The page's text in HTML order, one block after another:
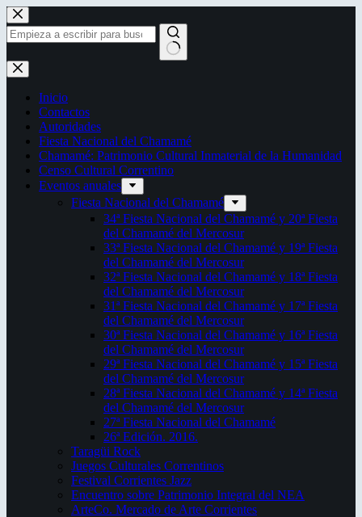
Saltar
al
contenido
Sin
resultados
Inicio
Contactos
Autoridades
Fiesta Nacional del Chamamé
Chamamé: Patrimonio Cultural Inmaterial de la Humanidad
Censo Cultural Correntino
Eventos anuales
Fiesta Nacional del Chamamé
34ª Fiesta Nacional del Chamamé y 20ª Fiesta
del Chamamé del Mercosur
33ª Fiesta Nacional del Chamamé y 19ª Fiesta
del Chamamé del Mercosur
32ª Fiesta Nacional del Chamamé y 18ª Fiesta
del Chamamé del Mercosur
31ª Fiesta Nacional del Chamamé y 17ª Fiesta
del Chamamé del Mercosur
30ª Fiesta Nacional del Chamamé y 16ª Fiesta
del Chamamé del Mercosur
29ª Fiesta Nacional del Chamamé y 15ª Fiesta
del Chamamé del Mercosur
28ª Fiesta Nacional del Chamamé y 14ª Fiesta
del Chamamé del Mercosur
27ª Fiesta Nacional del Chamamé
26ª Edición. 2016.
Taragüi Rock
Juegos Culturales Correntinos
Festival Corrientes Jazz
Encuentro sobre Patrimonio Integral del NEA
ArteCo. Mercado de Arte Corrientes